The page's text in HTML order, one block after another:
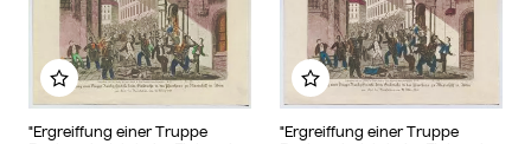
"Ergreiffung einer Truppe
Add to my album
"Ergreiffung einer Truppe
Add to my album